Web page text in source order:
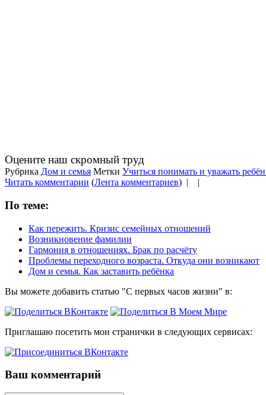
Оцените наш скромный труд
Рубрика Дом и семья Метки Учиться понимать и уважать
Читать комментарии (Лента комментариев) | |
По теме:
Как пережить. Кризис семейных отношений
Возникновение фамилии
Гармония в отношениях. Брак по расчёту
Проблемы переходного возраста. Откуда они возникают
Дом и семья. Как заставить ребёнка
Вы можете добавить статью "С первых часов жизни" в:
Приглашаю посетить мои странички в следующих сервисах:
Ваш комментарий